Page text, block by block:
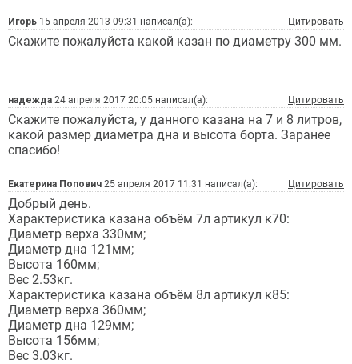
Игорь 15 апреля 2013 09:31 написал(а): Цитировать
Скажите пожалуйста какой казан по диаметру 300 мм.
надежда 24 апреля 2017 20:05 написал(а): Цитировать
Скажите пожалуйста, у данного казана на 7 и 8 литров,
какой размер диаметра дна и высота борта. Заранее
спасибо!
Екатерина Попович 25 апреля 2017 11:31 написал(а): Цитировать
Добрый день.
Характеристика казана объём 7л артикул к70:
Диаметр верха 330мм;
Диаметр дна 121мм;
Высота 160мм;
Вес 2.53кг.
Характеристика казана объём 8л артикул к85:
Диаметр верха 360мм;
Диаметр дна 129мм;
Высота 156мм;
Вес 3.03кг.